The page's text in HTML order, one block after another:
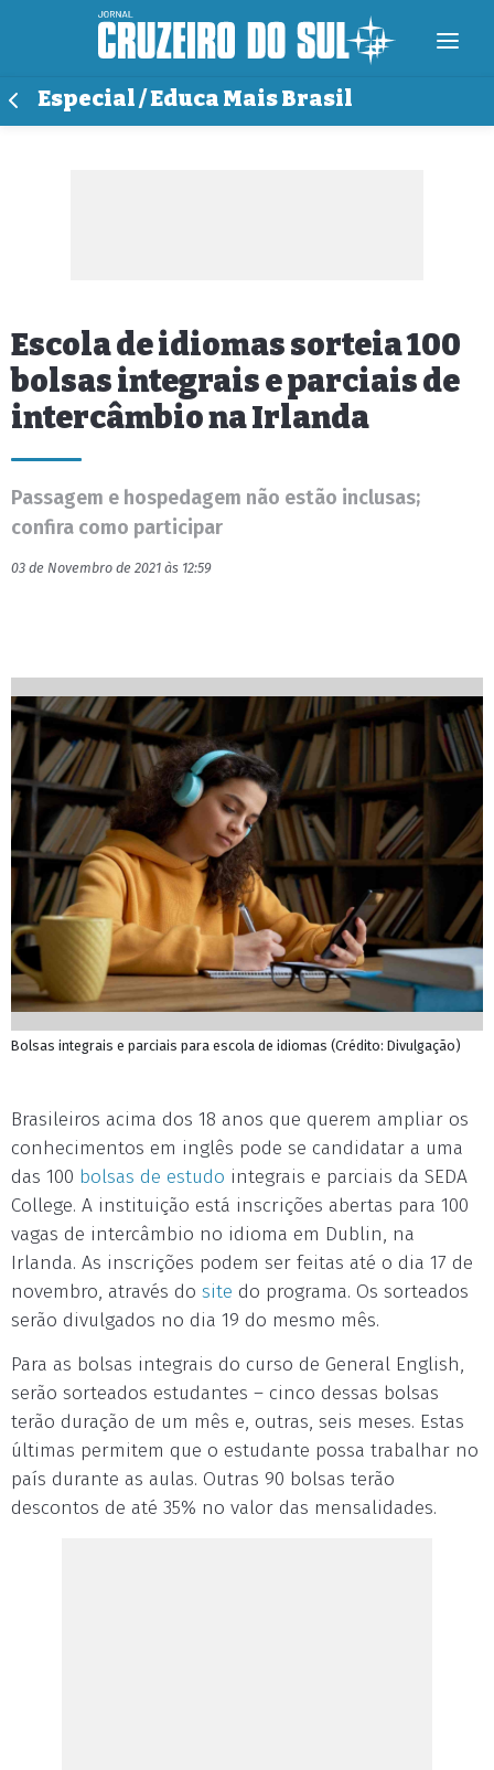
Especial / Educa Mais Brasil
Escola de idiomas sorteia 100
bolsas integrais e parciais de
intercâmbio na Irlanda
Passagem e hospedagem não estão inclusas;
confira como participar
03 de Novembro de 2021 às 12:59
Bolsas integrais e parciais para escola de idiomas (Crédito: Divulgação)
Brasileiros acima dos 18 anos que querem ampliar os
conhecimentos em inglês pode se candidatar a uma
das 100 bolsas de estudo integrais e parciais da SEDA
College. A instituição está inscrições abertas para 100
vagas de intercâmbio no idioma em Dublin, na
Irlanda. As inscrições podem ser feitas até o dia 17 de
novembro, através do site do programa. Os sorteados
serão divulgados no dia 19 do mesmo mês.
Para as bolsas integrais do curso de General English,
serão sorteados estudantes – cinco dessas bolsas
terão duração de um mês e, outras, seis meses. Estas
últimas permitem que o estudante possa trabalhar no
país durante as aulas. Outras 90 bolsas terão
descontos de até 35% no valor das mensalidades.